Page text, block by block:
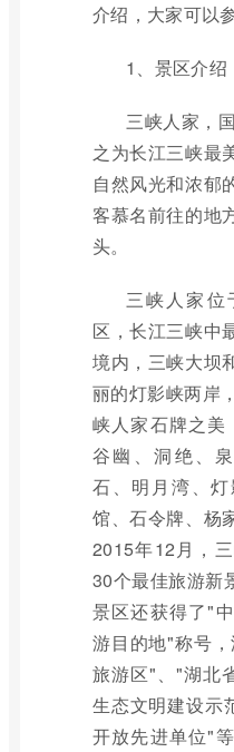
介绍，大家可以
1、景区介绍
三峡人家，
之为长江三峡最
自然风光和浓郁
客慕名前往的地
头。
三峡人家位
区，长江三峡中
境内，三峡大坝
丽的灯影峡两岸
峡人家石牌之美
谷幽、洞绝、
石、明月湾、
馆、石令牌、杨
2015年12月，
30个最佳旅游新
景区还获得了"
游目的地"称号
旅游区"、"湖北
生态文明建设示
开放先进单位"